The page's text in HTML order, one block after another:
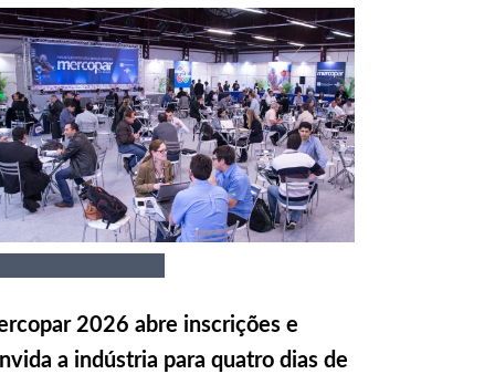
2026 abre inscrições e
a indústria para quatro dias de